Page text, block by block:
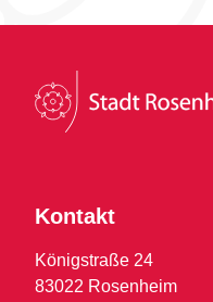
Kontakt
Königstraße 24
83022 Rosenheim